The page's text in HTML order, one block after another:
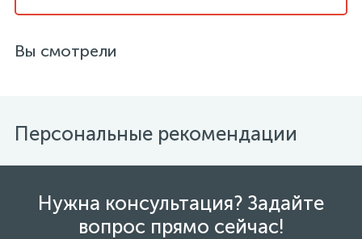
Вы смотрели
Персональные рекомендации
Нужна консультация? Задайте
вопрос прямо сейчас!